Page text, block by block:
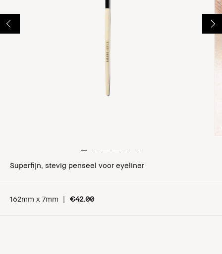
Superfijn, stevig penseel voor eyeliner
162mm x 7mm | €42.00